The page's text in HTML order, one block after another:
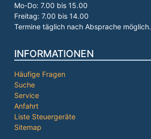
Mo-Do: 7.00 bis 15.00
Freitag: 7.00 bis 14.00
Termine täglich nach Absprache möglich.
INFORMATIONEN
Häufige Fragen
Suche
Service
Anfahrt
Liste Steuergeräte
Sitemap